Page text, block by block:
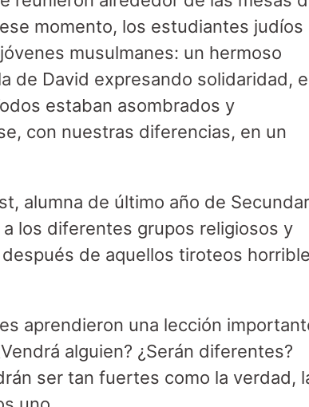
momento, los estudiantes judíos
musulmanes: un hermoso
de David expresando solidaridad, e
estaban asombrados y
con nuestras diferencias, en un
alumna de último año de
los diferentes grupos religiosos y
de aquellos tiroteos
aprendieron una lección
alguien? ¿Serán diferentes?
ser tan fuertes como la verdad,